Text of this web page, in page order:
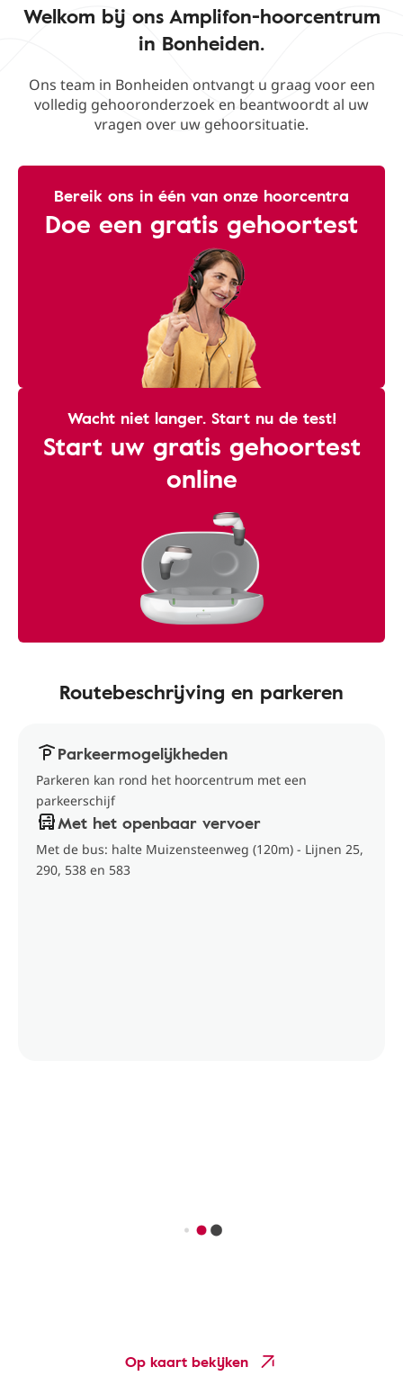
Welkom bij ons Amplifon-hoorcentrum
in Bonheiden.
Ons team in Bonheiden ontvangt u graag voor een
volledig gehooronderzoek en beantwoordt al uw
vragen over uw gehoorsituatie.
Bereik ons ​​in één van onze hoorcentra
Doe een gratis gehoortest
Wacht niet langer. Start nu de test!
Start uw gratis gehoortest
online
Routebeschrijving en parkeren
Parkeermogelijkheden
Parkeren kan rond het hoorcentrum met een
parkeerschijf
Met het openbaar vervoer
Met de bus: halte Muizensteenweg (120m) - Lijnen 25,
290, 538 en 583
Op kaart bekijken